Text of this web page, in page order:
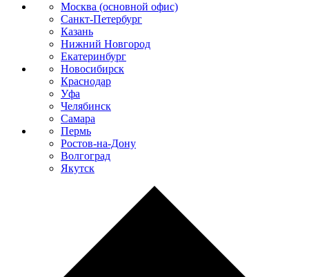
Москва (основной офис)
Санкт-Петербург
Казань
Нижний Новгород
Екатеринбург
Новосибирск
Краснодар
Уфа
Челябинск
Самара
Пермь
Ростов-на-Дону
Волгоград
Якутск